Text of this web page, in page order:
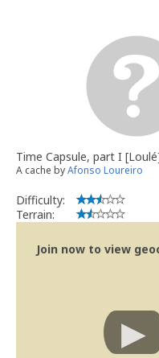
Time Capsule, part I
A cache byAfonso Loureiro
Difficulty:
Terrain:
Join now to view